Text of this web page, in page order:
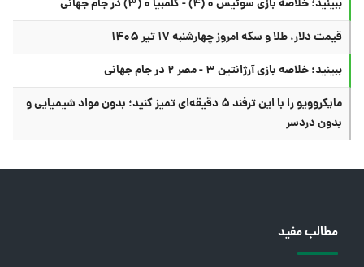
ببینید؛ خلاصه بازی سوئیس ۰ (۴) - کلمبیا ۰ (۳) در جام جهانی
قیمت دلار، طلا و سکه امروز چهارشنبه ۱۷ تیر ۱۴۰۵
ببینید؛ خلاصه بازی آرژانتین ۳ - مصر ۲ در جام جهانی
مایکروویو را با این ترفند ۵ دقیقه‌ای تمیز کنید؛ بدون مواد شیمیایی و
بدون دردسر
مطالب مفید